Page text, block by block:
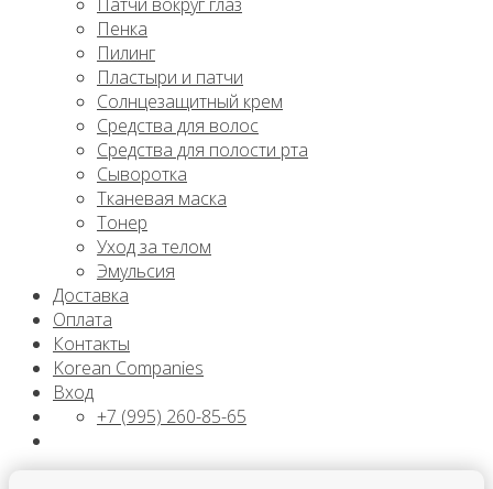
Пенка
Пилинг
Пластыри и патчи
Солнцезащитный крем
Средства для волос
Средства для полости рта
Сыворотка
Тканевая маска
Тонер
Уход за телом
Эмульсия
Доставка
Оплата
Контакты
Korean Companies
Вход
+7 (995) 260-85-65